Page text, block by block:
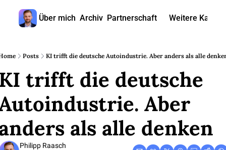
Über mich Archiv Partnerschaft Weitere Kanäle
🎧
Posts KI trifft die deutsche Autoindustrie. Aber anders als alle
trifft die deutsche
Aber
als alle denken
Philipp Raasch